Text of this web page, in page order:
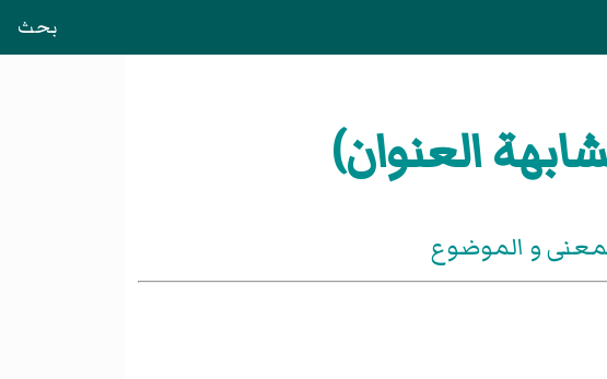
بحث
العنوان)
و الموضوع